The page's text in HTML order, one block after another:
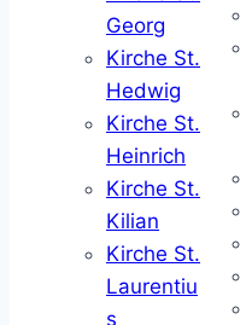
Georg
Kirche St.
Hedwig
Kirche St.
Heinrich
Kirche St.
Kilian
Kirche St.
Laurentiu
s